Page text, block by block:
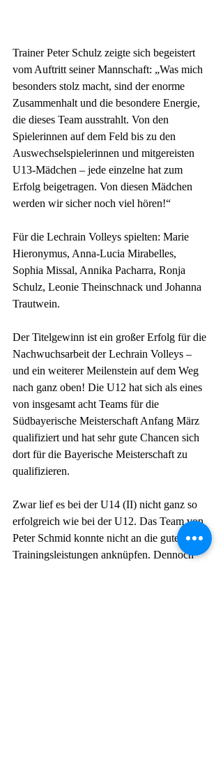
Trainer Peter Schulz zeigte sich begeistert
vom Auftritt seiner Mannschaft: „Was mich
besonders stolz macht, sind der enorme
Zusammenhalt und die besondere Energie,
die dieses Team ausstrahlt. Von den
Spielerinnen auf dem Feld bis zu den
Auswechselspielerinnen und mitgereisten
U13-Mädchen – jede einzelne hat zum
Erfolg beigetragen. Von diesen Mädchen
werden wir sicher noch viel hören!“
Für die Lechrain Volleys spielten: Marie
Hieronymus, Anna-Lucia Mirabelles,
Sophia Missal, Annika Pacharra, Ronja
Schulz, Leonie Theinschnack und Johanna
Trautwein.
Der Titelgewinn ist ein großer Erfolg für die
Nachwuchsarbeit der Lechrain Volleys –
und ein weiterer Meilenstein auf dem Weg
nach ganz oben! Die U12 hat sich als eines
von insgesamt acht Teams für die
Südbayerische Meisterschaft Anfang März
qualifiziert und hat sehr gute Chancen sich
dort für die Bayerische Meisterschaft zu
qualifizieren.
Zwar lief es bei der U14 (II) nicht ganz so
erfolgreich wie bei der U12. Das Team von
Peter Schmid konnte nicht an die guten
Trainingsleistungen anknüpfen. Dennoch